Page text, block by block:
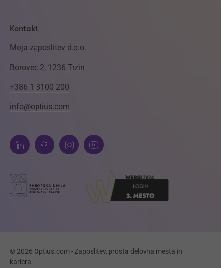
Kontakt
Moja zaposlitev d.o.o.
Borovec 2, 1236 Trzin
+386 1 8100 200
info@optius.com
© 2026 Optius.com - Zaposlitev, prosta delovna mesta in
kariera